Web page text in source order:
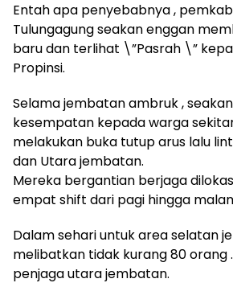
Entah apa penyebabnya ,
Tulungagung seakan enggan
baru dan terlihat \”Pasrah \”
Propinsi.
Selama jembatan ambruk ,
kesempatan kepada warga
melakukan buka tutup arus lalu
dan Utara jembatan.
Mereka bergantian berjaga
empat shift dari pagi hingga
Dalam sehari untuk area selatan
melibatkan tidak kurang 80 orang
penjaga utara jembatan.